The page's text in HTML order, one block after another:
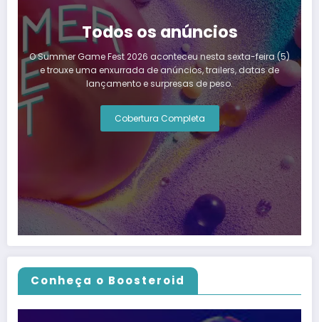
Todos os anúncios
O Summer Game Fest 2026 aconteceu nesta sexta-feira (5)
e trouxe uma enxurrada de anúncios, trailers, datas de
lançamento e surpresas de peso.
Cobertura Completa
Conheça o Boosteroid